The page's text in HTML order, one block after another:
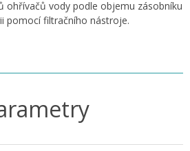
ohřívačů vody podle objemu zásobníku
pomocí filtračního nástroje.